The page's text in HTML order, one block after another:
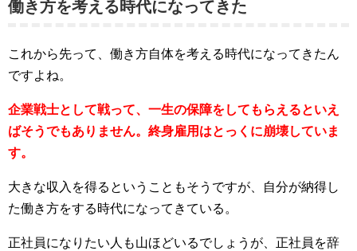
働き方を考える時代になってきた
これから先って、働き方自体を考える時代になってきたん
ですよね。
企業戦士として戦って、一生の保障をしてもらえるといえ
ばそうでもありません。終身雇用はとっくに崩壊していま
す。
大きな収入を得るということもそうですが、自分が納得し
た働き方をする時代になってきている。
正社員になりたい人も山ほどいるでしょうが、正社員を辞